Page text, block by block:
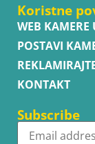
Koristne
WEB KAMERE
POSTAVI
KONTAKT
Subscribe